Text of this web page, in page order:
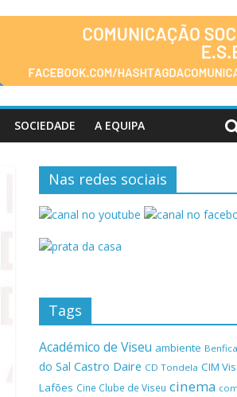
SOCIEDADE A EQUIPA
Nas redes sociais
Tags
Académico de Viseu ambiente Benfica
do Sal Castro Daire CD Tondela CIM
Lafões Cine Clube de Viseu cinema